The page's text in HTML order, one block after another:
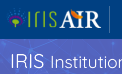
IRIS